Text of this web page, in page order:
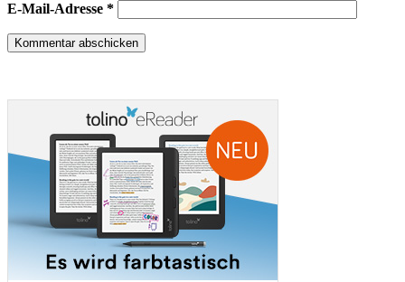
E-Mail-Adresse *